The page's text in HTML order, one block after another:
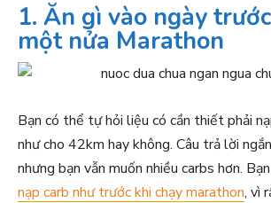
1. Ăn gì vào ngày
một nửa Marathon
Bạn có thể tự hỏi liệu có cần thiết phải
như cho 42km hay không. Câu trả lời
nhưng bạn vẫn muốn nhiều carbs hơn.
nạp carb như trước khi chạy marathon, vì